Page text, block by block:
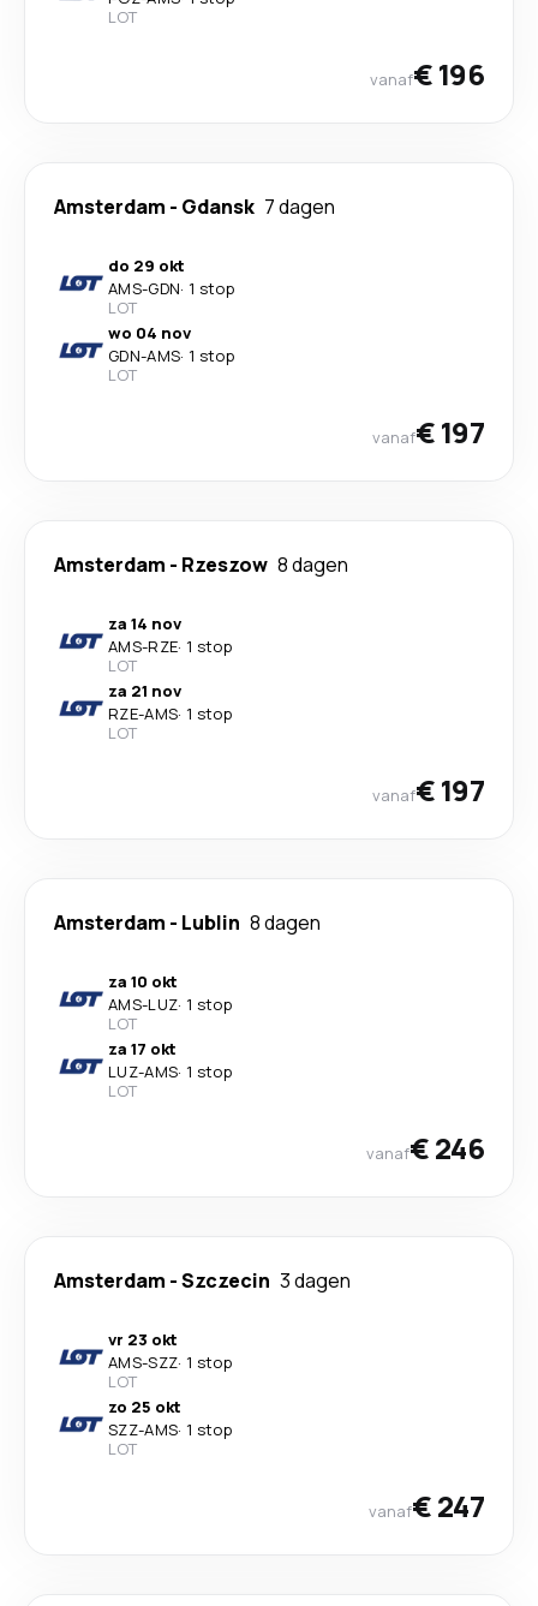
LOT
vanaf€ 196
Amsterdam - Gdansk 7 dagen
do 29 okt
AMS-GDN· 1 stop
LOT
wo 04 nov
GDN-AMS· 1 stop
LOT
vanaf€ 197
Amsterdam - Rzeszow 8 dagen
za 14 nov
AMS-RZE· 1 stop
LOT
za 21 nov
RZE-AMS· 1 stop
LOT
vanaf€ 197
Amsterdam - Lublin 8 dagen
za 10 okt
AMS-LUZ· 1 stop
LOT
za 17 okt
LUZ-AMS· 1 stop
LOT
vanaf€ 246
Amsterdam -Szczecin 3 dagen
vr 23 okt
AMS-SZZ· 1 stop
LOT
zo 25 okt
SZZ-AMS· 1 stop
LOT
vanaf€ 247